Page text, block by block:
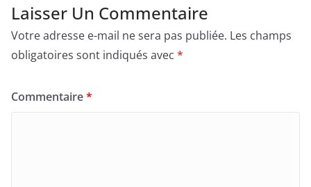
Laisser Un Commentaire
Votre adresse e-mail ne sera pas publiée. Les champs
obligatoires sont indiqués avec *
Commentaire*